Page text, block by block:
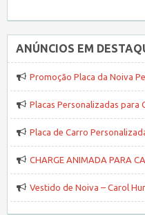
ANÚNCIOS EM
Promoção Placa da Noiva
Placas Personalizadas para
Placa de Carro
CHARGE ANIMADA PARA
Vestido de Noiva – Carol